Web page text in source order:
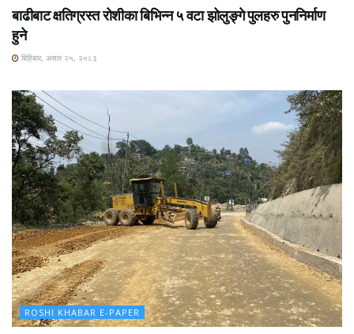
बाढीबाट क्षतिग्रस्त रोशीका बिभिन्न ५ वटा झोलुङ्गे पुलहरु पुननिर्माण
हुने
बिहिबार, असार २५, २०८३
ROSHI KHABAR E-PAPER